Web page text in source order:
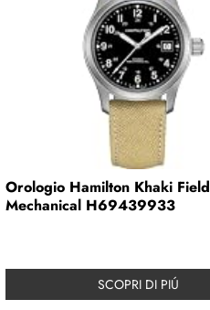
Orologio Hamilton Khaki Field
Mechanical H69439933
SCOPRI DI PIÚ